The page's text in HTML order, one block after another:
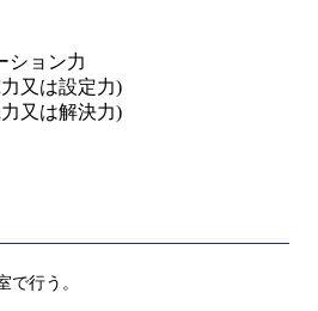
ション力
又は設定力)
又は解決力)
で行う。